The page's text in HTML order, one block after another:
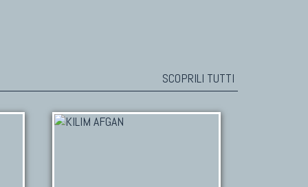
SCOPRILI TUTTI